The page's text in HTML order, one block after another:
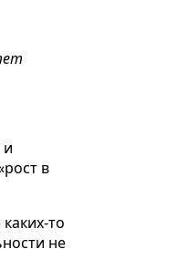
в
то
не